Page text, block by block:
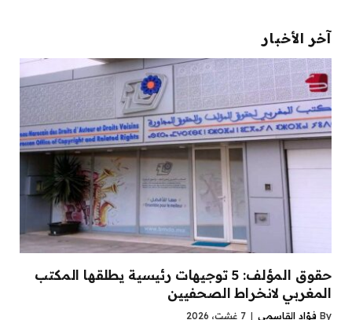
آخر الأخبار
حقوق المؤلف: 5 توجيهات رئيسية يطلقها المكتب
المغربي لانخراط الصحفيين
By فؤاد القاسمي 7 غشت، 2026